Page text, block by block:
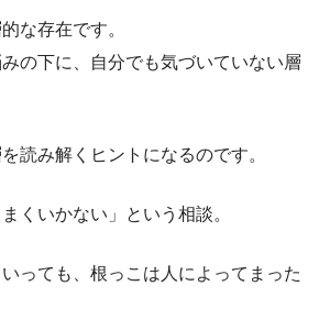
な存在です。
の下に、自分でも気づいていない層
読み解くヒントになるのです。
くいかない」という相談。
っても、根っこは人によってまった